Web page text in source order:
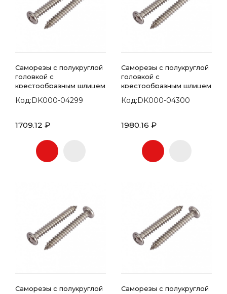
Саморезы с полукруглой
головкой с
крестообразным шлицем
Код:DK000-04299
1709.12 ₽
Саморезы с полукруглой
головкой с
крестообразным шлицем
Код:DK000-04300
1980.16 ₽
Саморезы с полукруглой
Саморезы с полукруглой